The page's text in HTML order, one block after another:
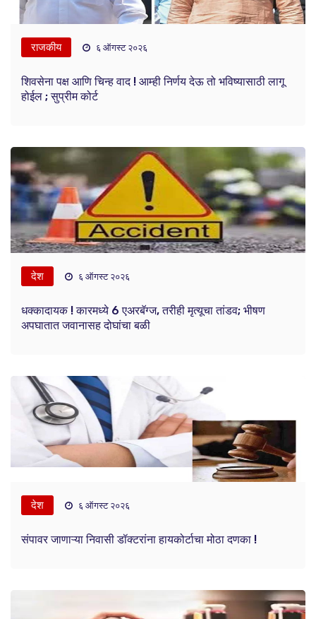
राजकीय ६ ऑगस्ट २०२६
शिवसेना पक्ष आणि चिन्ह वाद ! आम्ही निर्णय देऊ तो भविष्यासाठी लागू
होईल ; सुप्रीम कोर्ट
देश ६ ऑगस्ट २०२६
धक्कादायक ! कारमध्ये 6 एअरबॅग्ज, तरीही मृत्यूचा तांडव; भीषण
अपघातात जवानासह दोघांचा बळी
देश ६ ऑगस्ट २०२६
संपावर जाणाऱ्या निवासी डॉक्टरांना हायकोर्टाचा मोठा दणका !